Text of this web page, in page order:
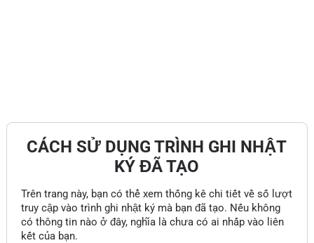
CÁCH SỬ DỤNG TRÌNH GHI NHẬT
KÝ ĐÃ TẠO
Trên trang này, bạn có thể xem thống kê chi tiết về số lượt
truy cập vào trình ghi nhật ký mà bạn đã tạo. Nếu không
có thông tin nào ở đây, nghĩa là chưa có ai nhấp vào liên
kết của bạn.